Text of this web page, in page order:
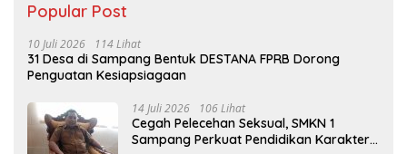
Popular Post
10 Juli 2026 114 Lihat
31 Desa di Sampang Bentuk DESTANA FPRB Dorong
Penguatan Kesiapsiagaan
14 Juli 2026 106 Lihat
Cegah Pelecehan Seksual, SMKN 1
Sampang Perkuat Pendidikan Karakter